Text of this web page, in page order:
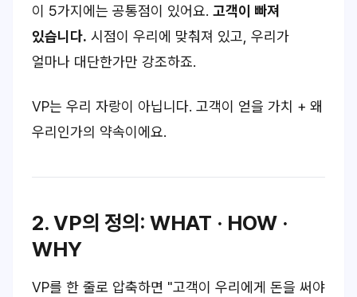
이 5가지에는 공통점이 있어요. 고객이 빠져
있습니다. 시점이 우리 에 맞춰져 있고, 우리가
얼마나 대단한가만 강조하죠.
VP는 우리 자랑이 아닙니다. 고객이 얻을 가치 + 왜
우리인가의 약속이에요.
2. VP의 정의: WHAT · HOW ·
WHY
VP를 한 줄로 압축하면 "고객이 우리에게 돈을 써야